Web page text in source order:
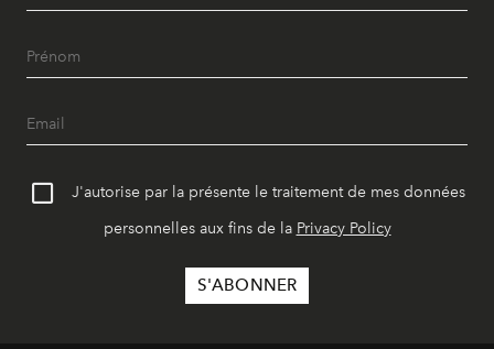
J'autorise par la présente le traitement de mes données
personnelles aux fins de la Privacy Policy